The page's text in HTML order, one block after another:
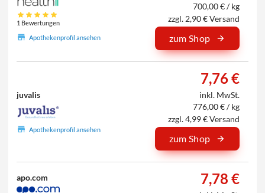
1 Bewertungen
Apothekenprofil ansehen
700,00 € / kg
zzgl. 2,90 € Versand
zum Shop
juvalis
Apothekenprofil ansehen
7,76 €
inkl. MwSt.
776,00 € / kg
zzgl. 4,99 € Versand
zum Shop
apo.com 7,78 €